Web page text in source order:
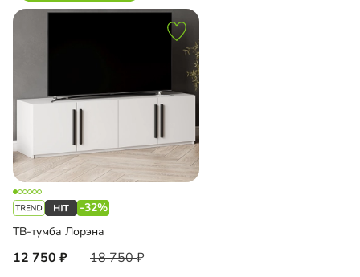
-32%
ТВ-тумба Лорэна
12 750 18 750